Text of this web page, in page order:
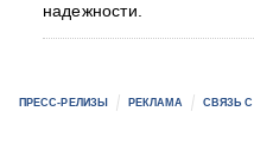
надежности.
ПРЕСС-РЕЛИЗЫ РЕКЛАМА СВЯЗЬ